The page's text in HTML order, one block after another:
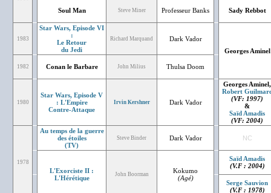
Soul Man Steve Miner Professeur Banks Sady Rebbot
1983
Star Wars, Episode VI
:
Le Retour
du Jedi
Richard Marquand
Dark Vador
Georges Aminel
1982 Conan le Barbare John Milius Thulsa Doom
1980
Star Wars, Episode V
: L'Empire
Contre-Attaque
Irvin Kershner Dark Vador
Georges Aminel,
Robert
(VF: 1997)
&
Saïd Amadis
(VF: 2004)
1978
Au temps de la guerre
des étoiles
(TV)
Steve Binder Dark Vador NC
L'Exorciste II :
L'Hérétique
John Boorman
Kokumo
(Agé)
Saïd Amadis
(V.F : 2004)
Serge Sauvion
(V.F : 1978)